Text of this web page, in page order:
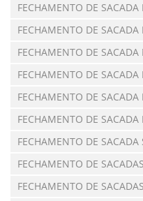
FECHAMENTO DE
FECHAMENTO DE SACADA
FECHAMENTO DE
FECHAMENTO DE
FECHAMENTO DE SACADA
FECHAMENTO DE SACADA
FECHAMENTO DE SACADA
FECHAMENTO DE
FECHAMENTO DE